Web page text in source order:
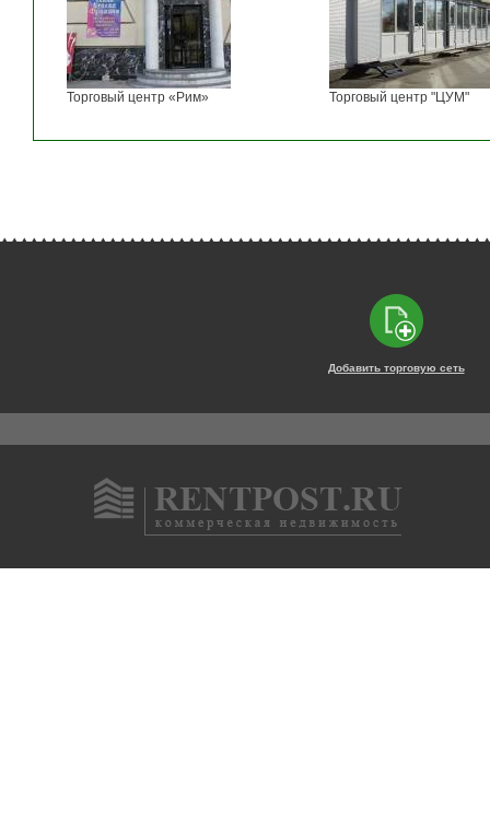
Торговый центр «Рим» Торговый центр "ЦУМ"
Добавить торговую сеть